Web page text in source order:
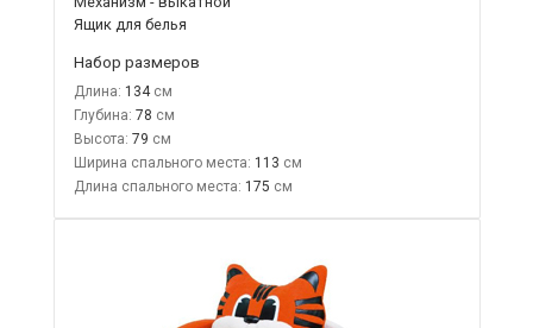
Ящик для белья
Набор размеров
Длина: 134
Глубина: 78
Высота: 79
Ширина спального места: 113
Длина спального места: 175